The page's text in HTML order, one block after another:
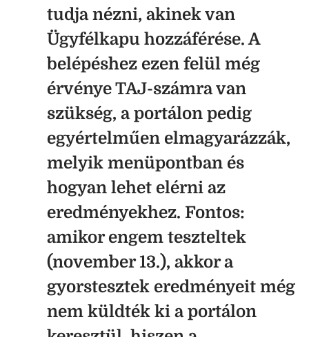
tudja nézni, akinek van
Ügyfélkapu hozzáférése. A
belépéshez ezen felül még
érvénye TAJ-számra van
szükség, a portálon pedig
egyértelműen elmagyarázzák,
melyik menüpontban és
hogyan lehet elérni az
eredményekhez. Fontos:
amikor engem teszteltek
(november 13.), akkor a
gyorstesztek eredményeit még
nem küldték ki a portálon